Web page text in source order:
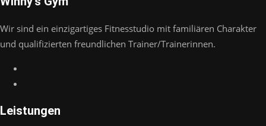
Wir sind ein einzigartiges Fitnesstudio mit familiären Charakter
und qualifizierten freundlichen Trainer/Trainerinnen.
Leistungen